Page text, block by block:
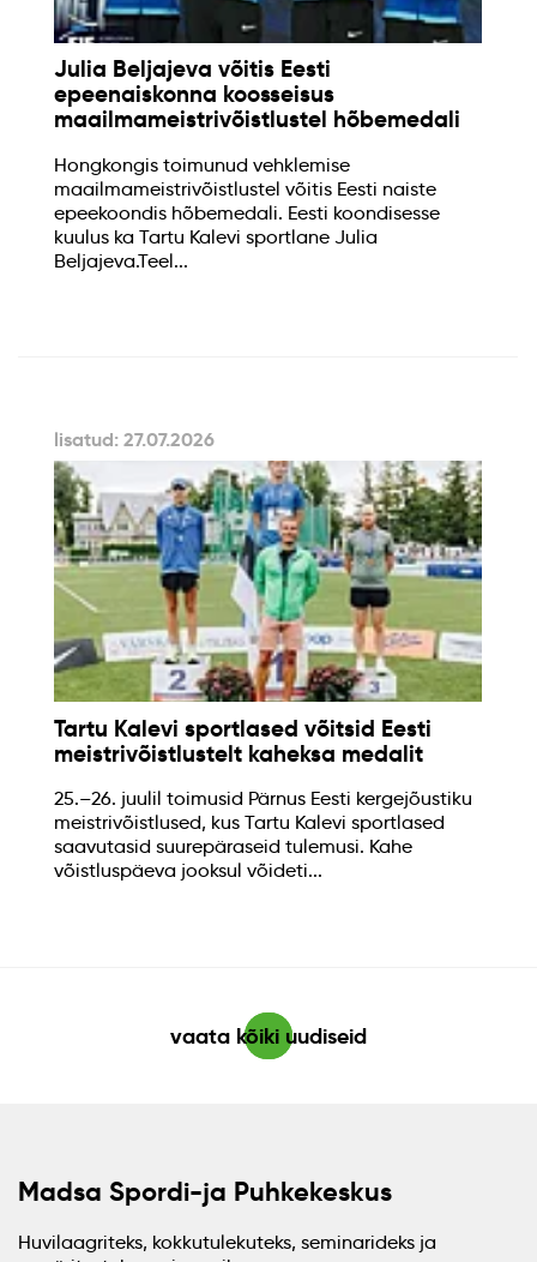
Julia Beljajeva võitis Eesti
epeenaiskonna koosseisus
maailmameistrivõistlustel hõbemedali
Hongkongis toimunud vehklemise
maailmameistrivõistlustel võitis Eesti naiste
epeekoondis hõbemedali. Eesti koondisesse
kuulus ka Tartu Kalevi sportlane Julia
Beljajeva.Teel...
lisatud: 27.07.2026
Tartu Kalevi sportlased võitsid Eesti
meistrivõistlustelt kaheksa medalit
25.–26. juulil toimusid Pärnus Eesti kergejõustiku
meistrivõistlused, kus Tartu Kalevi sportlased
saavutasid suurepäraseid tulemusi. Kahe
võistluspäeva jooksul võideti...
vaata kõiki uudiseid
Madsa Spordi-ja Puhkekeskus
Huvilaagriteks, kokkutulekuteks, seminarideks ja